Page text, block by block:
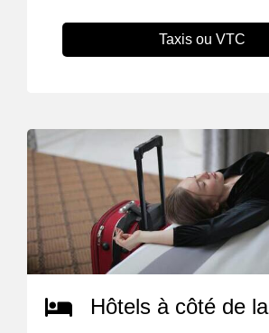
Taxis ou VTC
Hôtels à côté de